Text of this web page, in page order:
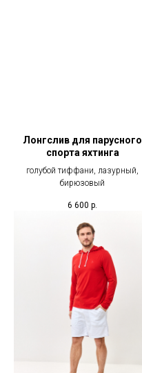
Лонгслив для парусного
спорта яхтинга
голубой тиффани, лазурный,
бирюзовый
6 600 р.